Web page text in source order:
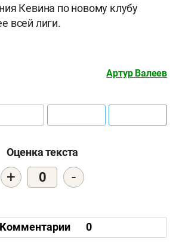
Кевина по новому клубу
всей лиги.
Артур Валеев
Оценка текста
+ 0 -
Комментарии 0